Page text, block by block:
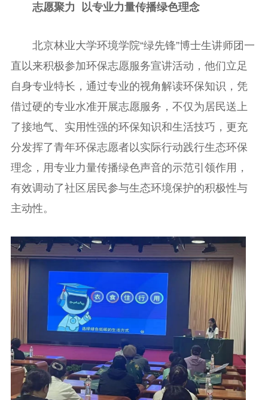
志愿聚力 以专业力量传播绿色理念
北京林业大学环境学院“绿先锋”博士生讲师团一
直以来积极参加环保志愿服务宣讲活动，他们立足
自身专业特长，通过专业的视角解读环保知识，凭
借过硬的专业水准开展志愿服务，不仅为居民送上
了接地气、实用性强的环保知识和生活技巧，更充
分发挥了青年环保志愿者以实际行动践行生态环保
理念，用专业力量传播绿色声音的示范引领作用，
有效调动了社区居民参与生态环境保护的积极性与
主动性。